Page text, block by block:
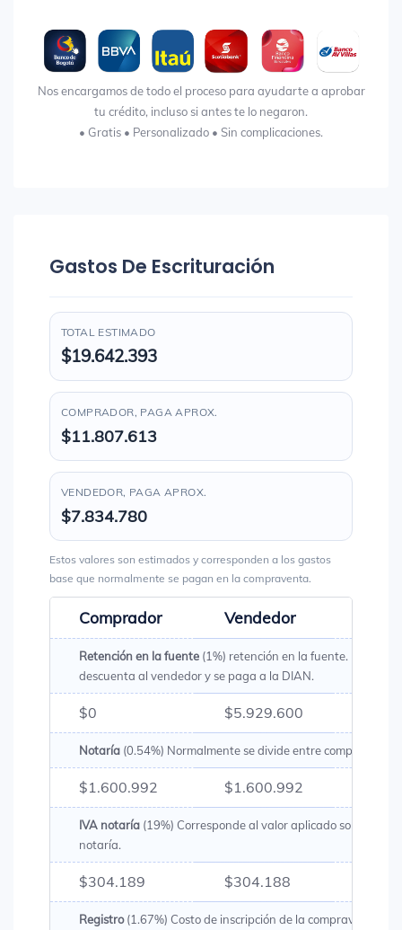
Nos encargamos de todo el proceso para ayudarte a aprobar
tu crédito, incluso si antes te lo negaron.
• Gratis • Personalizado • Sin complicaciones.
Gastos De Escrituración
TOTAL ESTIMADO
$19.642.393
COMPRADOR, PAGA APROX.
$11.807.613
VENDEDOR, PAGA APROX.
$7.834.780
Estos valores son estimados y corresponden a los gastos
base que normalmente se pagan en la compraventa.
Comprador Vendedor
Retención en la fuente (1%) retención en la fuente. Es un
descuenta al vendedor y se paga a la DIAN.
$0 $5.929.600
Notaría (0.54%) Normalmente se divide entre comprador y
$1.600.992 $1.600.992
IVA notaría (19%) Corresponde al valor aplicado sobre los
notaría.
$304.189 $304.188
Registro(1.67%) Costo de inscripción de la compraventa en